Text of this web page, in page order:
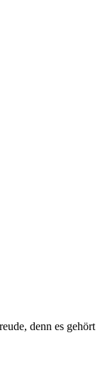
denn es gehört